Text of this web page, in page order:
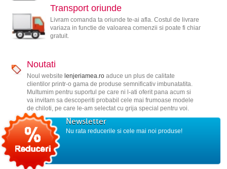
Transport oriunde
Livram comanda ta oriunde te-ai afla. Costul de livrare
variaza in functie de valoarea comenzii si poate fi chiar
gratuit.
Noutati
Noul website lenjeriamea.roaduce un plus de calitate
clientilor printr-o gama de produse semnificativ imbunatatita.
Multumim pentru suportul pe care ni l-ati oferit pana acum si
va invitam sa descoperiti probabil cele mai frumoase modele
de chiloti, pe care le-am selectat cu grija special pentru voi.
Newsletter
Nu rata reducerile si cele mai noi produse!